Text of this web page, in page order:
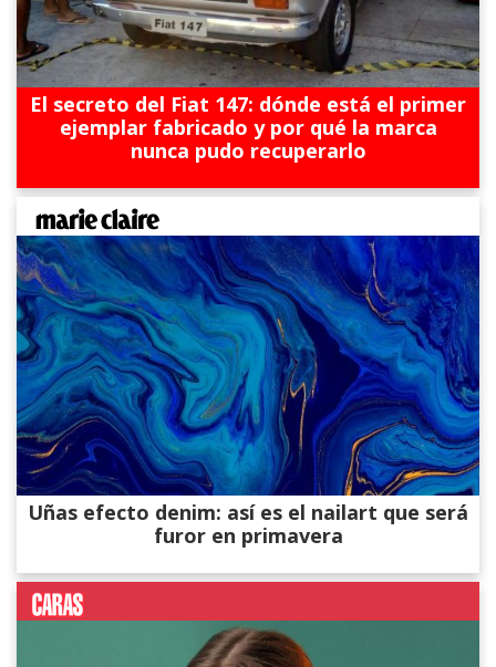
El secreto del Fiat 147: dónde está el primer
ejemplar fabricado y por qué la marca
nunca pudo recuperarlo
Uñas efecto denim: así es el nailart que será
furor en primavera